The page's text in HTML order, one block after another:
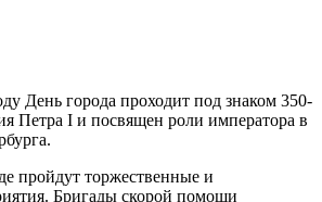
День города проходит под знаком 350-
Петра I и посвящен роли императора в
пройдут торжественные и
Бригады скорой помощи